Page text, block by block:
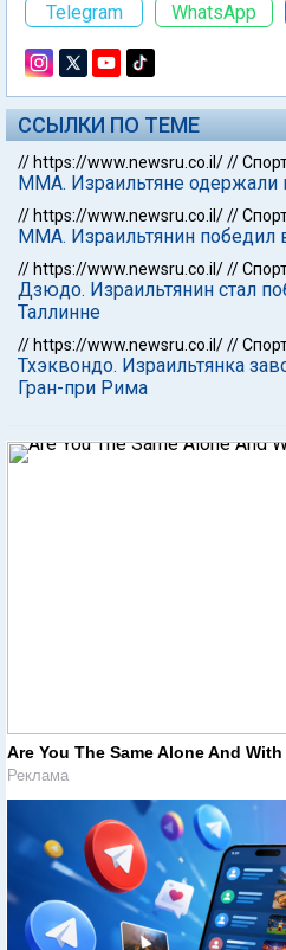
Telegram WhatsApp
ССЫЛКИ ПО ТЕМЕ
// https://www.newsru.co.il///
ММА. Израильтяне
// https://www.newsru.co.il///
ММА. Израильтянин победил
// https://www.newsru.co.il///
Дзюдо. Израильтянин стал
Таллинне
// https://www.newsru.co.il///
Тхэквондо. Израильтянка
Гран-при Рима
Are You The Same Alone And
Реклама